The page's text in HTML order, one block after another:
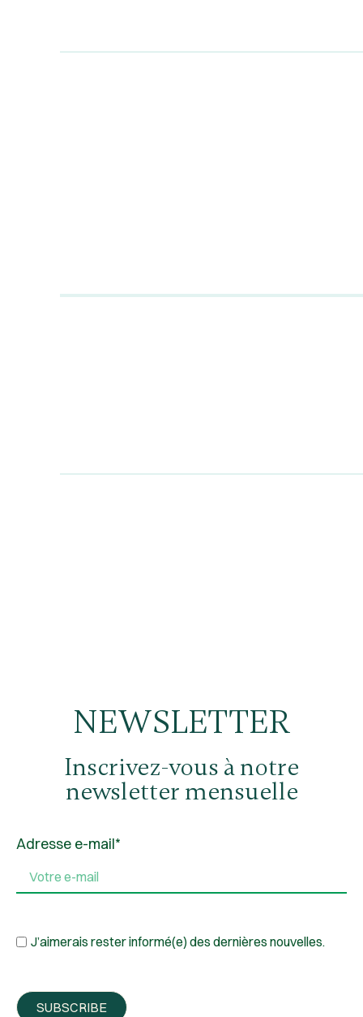
NEWSLETTER
Inscrivez-vous à notre
newsletter mensuelle
Adresse e-mail*
J’aimerais rester informé(e) des dernières nouvelles.
SUBSCRIBE